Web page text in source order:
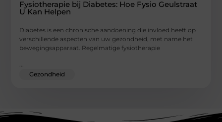
Fysiotherapie bij Diabetes: Hoe Fysio Geulstraat
U Kan Helpen
Diabetes is een chronische aandoening die invloed heeft op
verschillende aspecten van uw gezondheid, met name het
bewegingsapparaat. Regelmatige fysiotherapie
Gezondheid